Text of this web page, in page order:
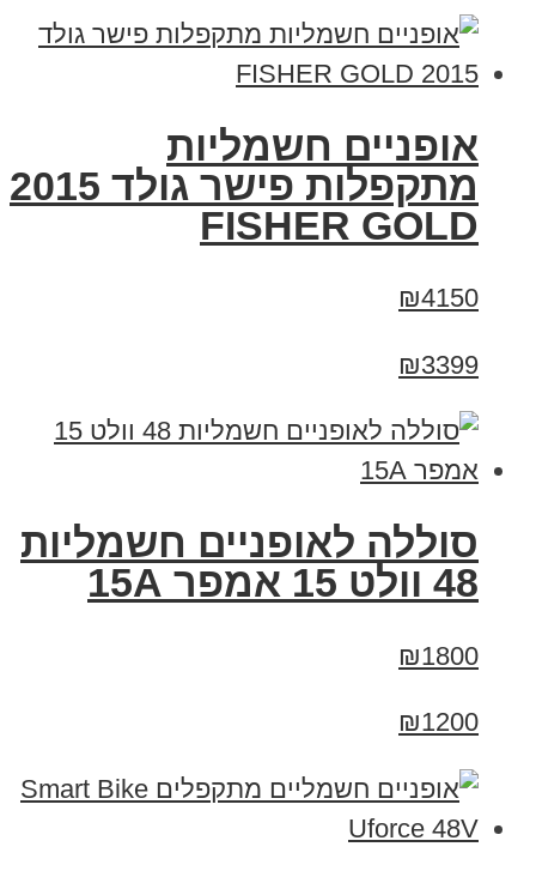
אופניים חשמליות
מתקפלות פישר גולד 2015
FISHER GOLD
₪4150
₪3399
סוללה לאופניים חשמליות
48 וולט 15 אמפר 15A
₪1800
₪1200